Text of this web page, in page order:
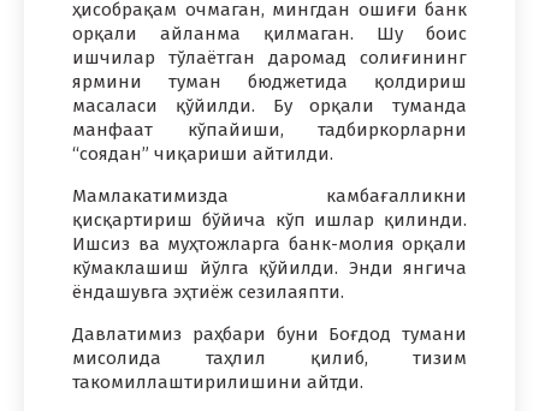
ҳисобрақам очмаган, мингдан ошиғи банк
орқали айланма қилмаган. Шу боис
ишчилар тўлаётган даромад солиғининг
ярмини туман бюджетида қолдириш
масаласи қўйилди. Бу орқали туманда
манфаат кўпайиши, тадбиркорларни
“соядан” чиқариши айтилди.
Мамлакатимизда камбағалликни
қисқартириш бўйича кўп ишлар қилинди.
Ишсиз ва муҳтожларга банк-молия орқали
кўмаклашиш йўлга қўйилди. Энди янгича
ёндашувга эҳтиёж сезилаяпти.
Давлатимиз раҳбари буни Боғдод тумани
мисолида таҳлил қилиб, тизим
такомиллаштирилишини айтди.